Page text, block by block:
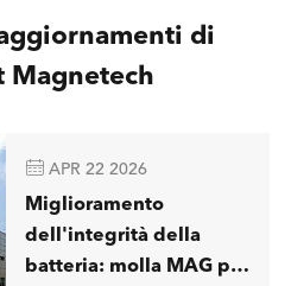
di
Magnetech
 APR 22 2026
Miglioramento
dell'integrità della
batteria: molla MAG per